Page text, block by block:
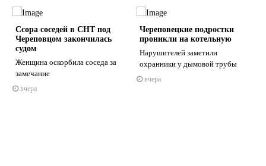
Ссора соседей в СНТ под
Череповцом закончилась
судом
Женщина оскорбила соседа за
замечание
вчера
Череповецкие подростки
проникли на котельную
Нарушителей заметили
охранники у дымовой трубы
вчера